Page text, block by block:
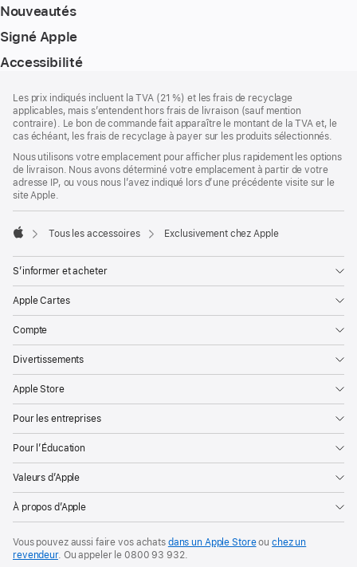
Nouveautés
Signé Apple
Accessibilité
de
page
de
bas
de
Les prix indiqués incluent la TVA (21 %) et les frais de recyclage
applicables, mais s’entendent hors frais de livraison (sauf mention
contraire). Le bon de commande fait apparaître le montant de la TVA et, le
cas échéant, les frais de recyclage à payer sur les produits sélectionnés.
Nous utilisons votre emplacement pour afficher plus rapidement les options
de livraison. Nous avons déterminé votre emplacement à partir de votre
adresse IP, ou vous nous l’avez indiqué lors d’une précédente visite sur le
site Apple.
Tous les accessoires Exclusivement chez Apple
S’informer et acheter
Apple Cartes
Compte
Divertissements
Apple Store
Pour les entreprises
Pour l’Éducation
Valeurs d’Apple
À propos d’Apple
Vous pouvez aussi faire vos achats dans un Apple Storeouchez un
revendeur. Ouappeler le0800 93 932.